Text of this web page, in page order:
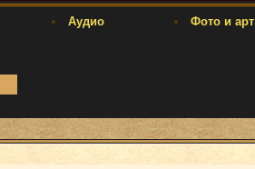
Аудио Фото и арт